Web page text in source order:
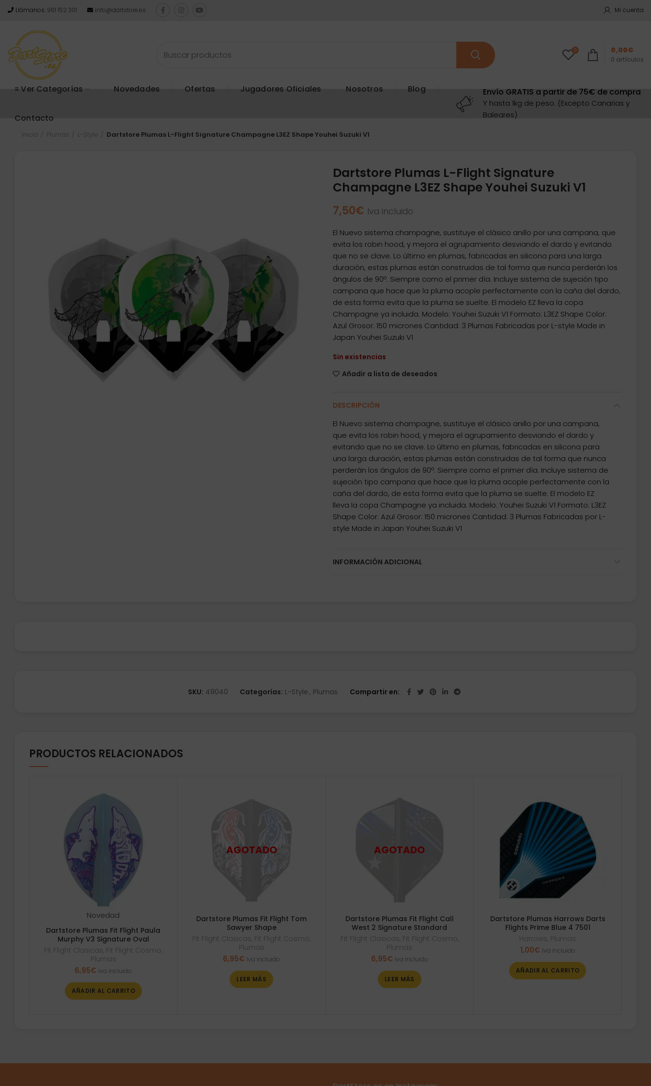
Llámanos: 961 152 301 info@dartstore.es Mi cuenta
0
0 artículos
0,00€
≡ Ver Categorías Novedades Ofertas Jugadores Oficiales Nosotros Blog
Contacto
Envío GRATIS a partir de 75€ de compra
Y hasta 1kg de peso. (Excepto Canarias y
Baleares)
Inicio Plumas L-Style Dartstore Plumas L-Flight Signature Champagne L3EZ Shape Youhei Suzuki V1
Dartstore Plumas L-Flight Signature
Champagne L3EZ Shape Youhei Suzuki V1
7,50€ Iva incluido
El Nuevo sistema champagne, sustituye el clásico anillo por una campana, que
evita los robin hood, y mejora el agrupamiento desviando el dardo y evitando
que no se clave. Lo último en plumas, fabricadas en silicona para una larga
duración, estas plumas están construidas de tal forma que nunca perderán los
ángulos de 90º. Siempre como el primer día. Incluye sistema de sujeción tipo
campana que hace que la pluma acople perfectamente con la caña del dardo,
de esta forma evita que la pluma se suelte. El modelo EZ lleva la copa
Champagne ya incluida. Modelo: Youhei Suzuki V1 Formato: L3EZ Shape Color:
Azul Grosor: 150 micrones Cantidad: 3 Plumas Fabricadas por L-style Made in
Japan Youhei Suzuki V1
Sin existencias
Añadir a lista de deseados
DESCRIPCIÓN
El Nuevo sistema champagne, sustituye el clásico anillo por una campana,
que evita los robin hood, y mejora el agrupamiento desviando el dardo y
evitando que no se clave. Lo último en plumas, fabricadas en silicona para
una larga duración, estas plumas están construidas de tal forma que nunca
perderán los ángulos de 90º. Siempre como el primer día. Incluye sistema de
sujeción tipo campana que hace que la pluma acople perfectamente con la
caña del dardo, de esta forma evita que la pluma se suelte. El modelo EZ
lleva la copa Champagne ya incluida. Modelo: Youhei Suzuki V1 Formato: L3EZ
Shape Color: Azul Grosor: 150 micrones Cantidad: 3 Plumas Fabricadas por L-
style Made in Japan Youhei Suzuki V1
INFORMACIÓN ADICIONAL
SKU: 49040 Categorías: L-Style, Plumas Compartir en
PRODUCTOS RELACIONADOS
Novedad
Dartstore Plumas Fit Flight Paula
Murphy V3 Signature Oval
Fit Flight Clasicas, Fit Flight Cosmo,
Plumas
6,95€ Iva incluido
AÑADIR AL CARRITO
Dartstore Plumas Fit Flight Tom
Sawyer Shape
Fit Flight Clasicas, Fit Flight Cosmo,
Plumas
6,95€ Iva incluido
LEER MÁS
Dartstore Plumas Fit Flight Cali
West 2 Signature Standard
Fit Flight Clasicas, Fit Flight Cosmo,
Plumas
6,95€ Iva incluido
LEER MÁS
Dartstore Plumas Harrows Darts
Flights Prime Blue 4 7501
Harrows, Plumas
1,00€ Iva incluido
AÑADIR AL CARRITO